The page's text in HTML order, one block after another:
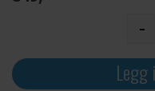
-
Legg